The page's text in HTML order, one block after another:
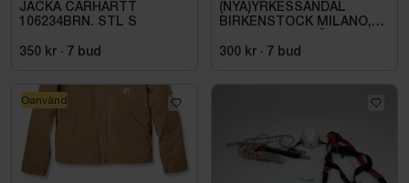
JACKA CARHARTT
106234BRN. STL S
350 kr · 7 bud
(NYA)YRKESSANDAL
BIRKENSTOCK MILANO,
SVART. STL 42
300 kr · 7 bud
Oanvänd